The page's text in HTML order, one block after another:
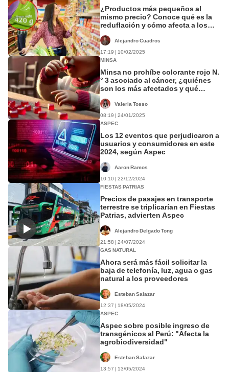
¿Productos más pequeños al
mismo precio? Conoce qué es la
reduflación y cómo afecta a los
Alejandro Cuadros
17:19 | 10/02/2025
MINSA
Minsa no prohíbe colorante rojo N.
° 3 asociado al cáncer, ¿quiénes
son los más afectados y qué
Valeria Tosso
08:19 | 24/01/2025
ASPEC
Los 12 eventos que perjudicaron a
usuarios y consumidores en este
2024, según Aspec
Aaron Ramos
10:10 | 22/12/2024
FIESTAS PATRIAS
Precios de pasajes en transporte
terrestre se triplicarían en Fiestas
Patrias, advierten Aspec
Alejandro Delgado Tong
21:58 | 24/07/2024
GAS NATURAL
Ahora será más fácil solicitar la
baja de telefonía, luz, agua o gas
natural a los proveedores
Esteban Salazar
12:37 | 18/05/2024
ASPEC
Aspec sobre posible ingreso de
transgénicos al Perú: "Afecta la
agrobiodiversidad"
Esteban Salazar
13:57 | 13/05/2024